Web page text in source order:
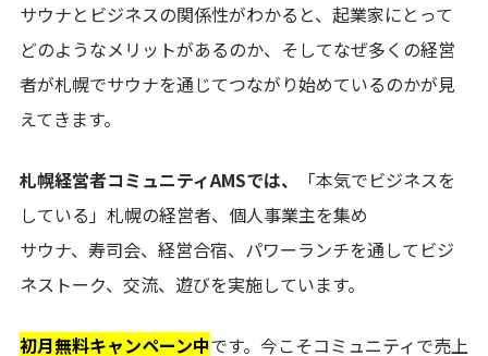
サウナとビジネスの関係性がわかると、起業家にとって
どのようなメリットがあるのか、そしてなぜ多くの経営
者が札幌でサウナを通じてつながり始めているのかが見
えてきます。
札幌経営者コミュニティAMSでは、
「本気でビジネスを
している」札幌の経営者、個人事業主を集め
サウナ、寿司会、経営合宿、パワーランチを通してビジ
ネストーク、交流、遊びを実施しています。
初月無料キャンペーン中です。今こそコミュニティで売上